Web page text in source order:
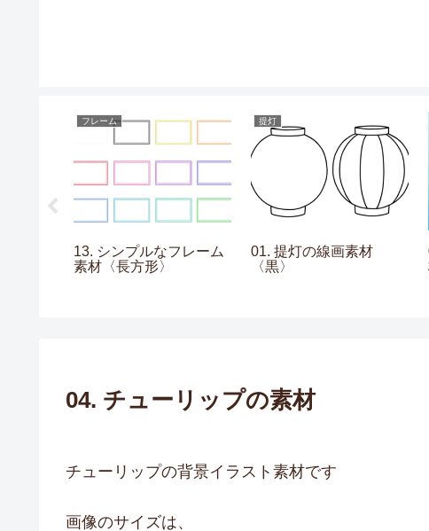
フレーム
13. シンプルなフレーム
素材〈長方形〉
提灯
01. 提灯の線画素材
〈黒〉
04. チューリップの素材
チューリップの背景イラスト素材です
画像のサイズは、